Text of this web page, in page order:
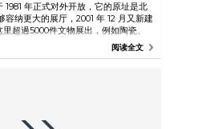
1981 年正式对外开放，它的原址是北
容纳更大的展厅，2001 年 12 月又新建
超過5000件文物展出，例如陶瓷、
阅读全文